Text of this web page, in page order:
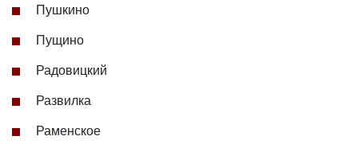
Пушкино
Пущино
Радовицкий
Развилка
Раменское